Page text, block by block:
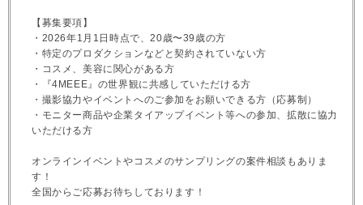
【募集要項】
・2026年1月1日時点で、20歳〜39歳の方
・特定のプロダクションなどと契約されていない方
・コスメ、美容に関心がある方
・『4MEEE』の世界観に共感していただける方
・撮影協力やイベントへのご参加をお願いできる方（応募制）
・モニター商品や企業タイアップイベント等への参加、拡散に協力
いただける方
オンラインイベントやコスメのサンプリングの案件相談もありま
す！
全国からご応募お待ちしております！